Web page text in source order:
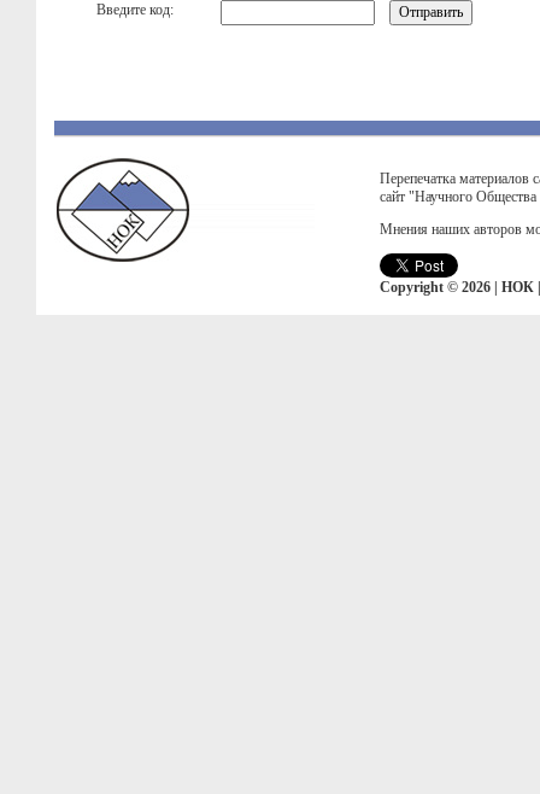
Введите код:
Перепечатка материалов
сайт "Научного
Мнения наших авторов
Copyright © 2026 | НОК